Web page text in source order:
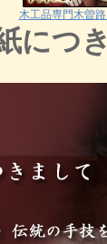
木工品専門木曽路
につ